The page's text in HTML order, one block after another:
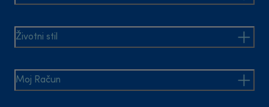
Životni stil
Moj Račun